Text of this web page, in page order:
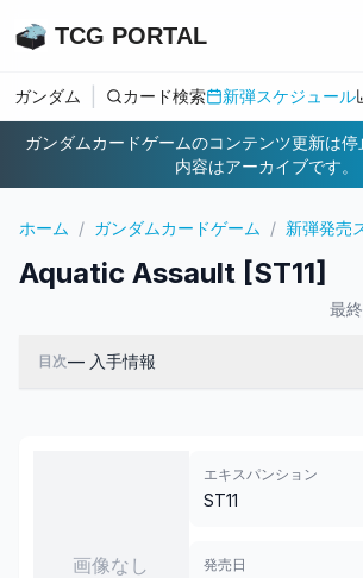
TCG PORTAL
ガンダム カード検索 新弾スケジュール
ガンダムカードゲームのコンテンツ更新は
内容はアーカイブです。
ホーム / ガンダムカードゲーム / 新弾発売
Aquatic Assault [ST11]
最
目次— 入手情報
画像なし
エキスパンション
ST11
発売日